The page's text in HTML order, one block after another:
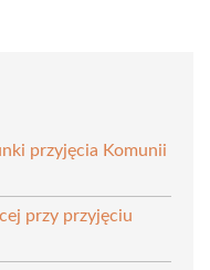
przyjęcia Komunii
przy przyjęciu